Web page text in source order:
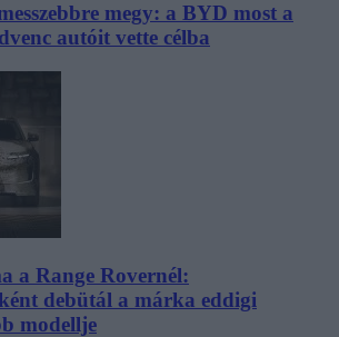
megy: a BYD most a
autóit vette célba
a Range Rovernél:
debütál a márka eddigi
modellje